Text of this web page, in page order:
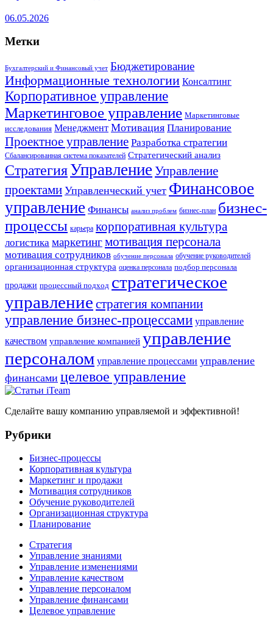
06.05.2026
Метки
Бухгалтерский и Финансовый учет Бюджетирование
Информационные технологии Консалтинг
Корпоративное управление
Маркетинговое управление Маркетинговые
исследования Менеджмент Мотивация Планирование
Проектное управление Разработка стратегии
Сбалансированная система показателей Стратегический анализ
СтратегияУправление Управление
проектами Управленческий учет Финансовое
управление Финансы анализ проблем бизнес-план бизнес-
процессы карьера корпоративная культура
логистика маркетингмотивация персонала
мотивация сотрудников обучение персонала обучение руководителей
организационная структура оценка персонала подбор персонала
продажи процессный подход стратегическое
управление стратегия компании
управление бизнес-процессами управление
качеством управление компанией управление
персоналом управление процессами управление
финансами целевое управление
Сделайте вашу компанию управляемой и эффективной!
Рубрики
Бизнес-процессы
Корпоративная культура
Маркетинг и продажи
Мотивация сотрудников
Обучение руководителей
Организационная структура
Планирование
Стратегия
Управление знаниями
Управление изменениями
Управление качеством
Управление персоналом
Управление финансами
Целевое управление